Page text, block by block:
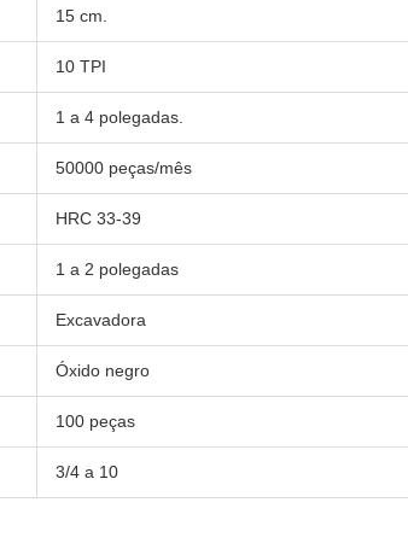
15 cm.
10 TPI
1 a 4 polegadas.
50000 peças/mês
HRC 33-39
1 a 2 polegadas
Excavadora
Óxido negro
100 peças
3/4 a 10